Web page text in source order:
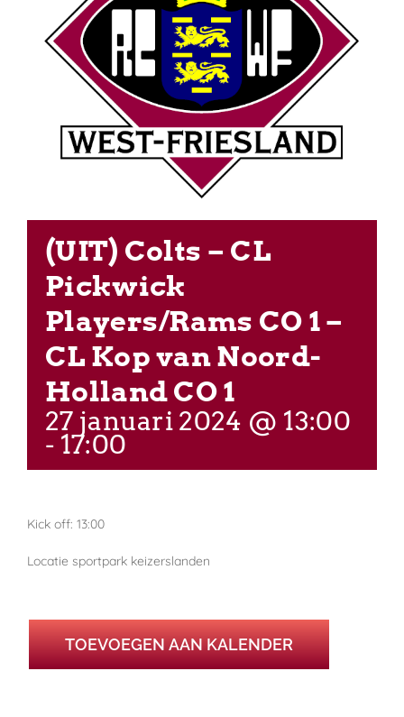
(UIT) Colts – CL
Pickwick
Players/Rams CO 1 –
CL Kop van Noord-
Holland CO 1
27 januari 2024 @ 13:00
- 17:00
Kick off: 13:00
Locatie sportpark keizerslanden
TOEVOEGEN AAN KALENDER